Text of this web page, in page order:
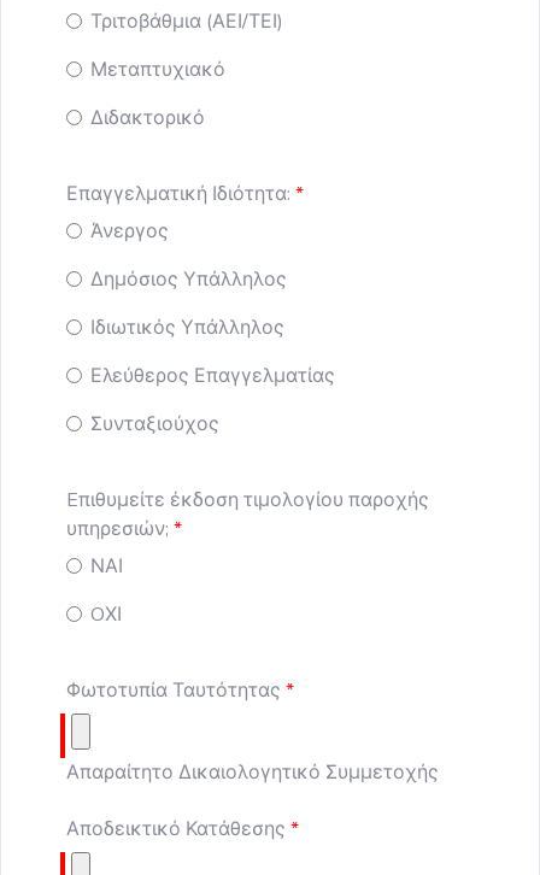
Τριτοβάθμια (ΑΕΙ/ΤΕΙ)
Μεταπτυχιακό
Διδακτορικό
Επαγγελματική Ιδιότητα:
Άνεργος
Δημόσιος Υπάλληλος
Ιδιωτικός Υπάλληλος
Ελεύθερος Επαγγελματίας
Συνταξιούχος
Eπιθυμείτε έκδοση τιμολογίου παροχής
υπηρεσιών;
ΝΑΙ
OΧΙ
Φωτοτυπία Ταυτότητας
Απαραίτητο Δικαιολογητικό Συμμετοχής
Αποδεικτικό Κατάθεσης